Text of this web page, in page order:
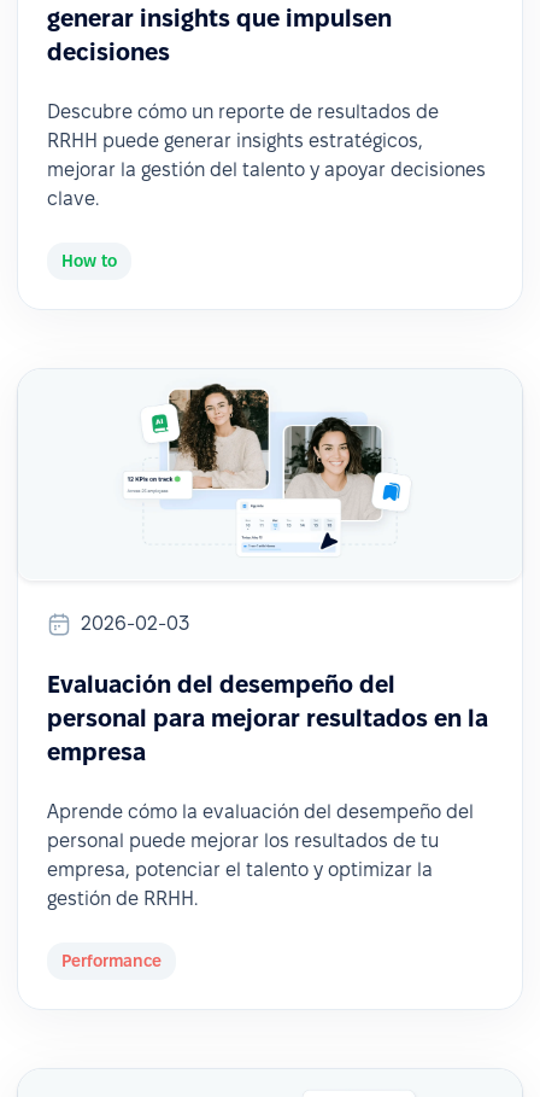
generar insights que impulsen
decisiones
Descubre cómo un reporte de resultados de
RRHH puede generar insights estratégicos,
mejorar la gestión del talento y apoyar decisiones
clave.
How to
2026-02-03
Evaluación del desempeño del
personal para mejorar resultados en la
empresa
Aprende cómo la evaluación del desempeño del
personal puede mejorar los resultados de tu
empresa, potenciar el talento y optimizar la
gestión de RRHH.
Performance